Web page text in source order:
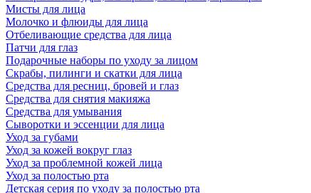
Мисты для лица
Молочко и флюиды для лица
Отбеливающие средства для лица
Патчи для глаз
Подарочные наборы по уходу за лицом
Скрабы, пилинги и скатки для лица
Средства для ресниц, бровей и глаз
Средства для снятия макияжа
Средства для умывания
Сыворотки и эссенции для лица
Уход за губами
Уход за кожей вокруг глаз
Уход за проблемной кожей лица
Уход за полостью рта
Детская серия по уходу за полостью рта